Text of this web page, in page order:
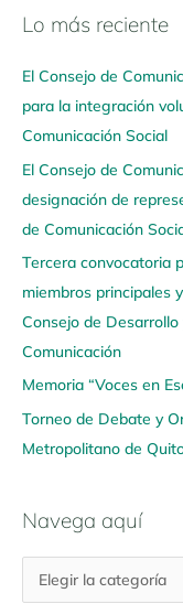
Lo más reciente
El Consejo de
para la integración
Comunicación Social
El Consejo de
designación de
de Comunicación
Tercera convocatoria
miembros principales
Consejo de
Comunicación
Memoria “Voces en
Torneo de Debate y
Metropolitano de
Navega aquí
N
v
e
g
a
a
q
u
í